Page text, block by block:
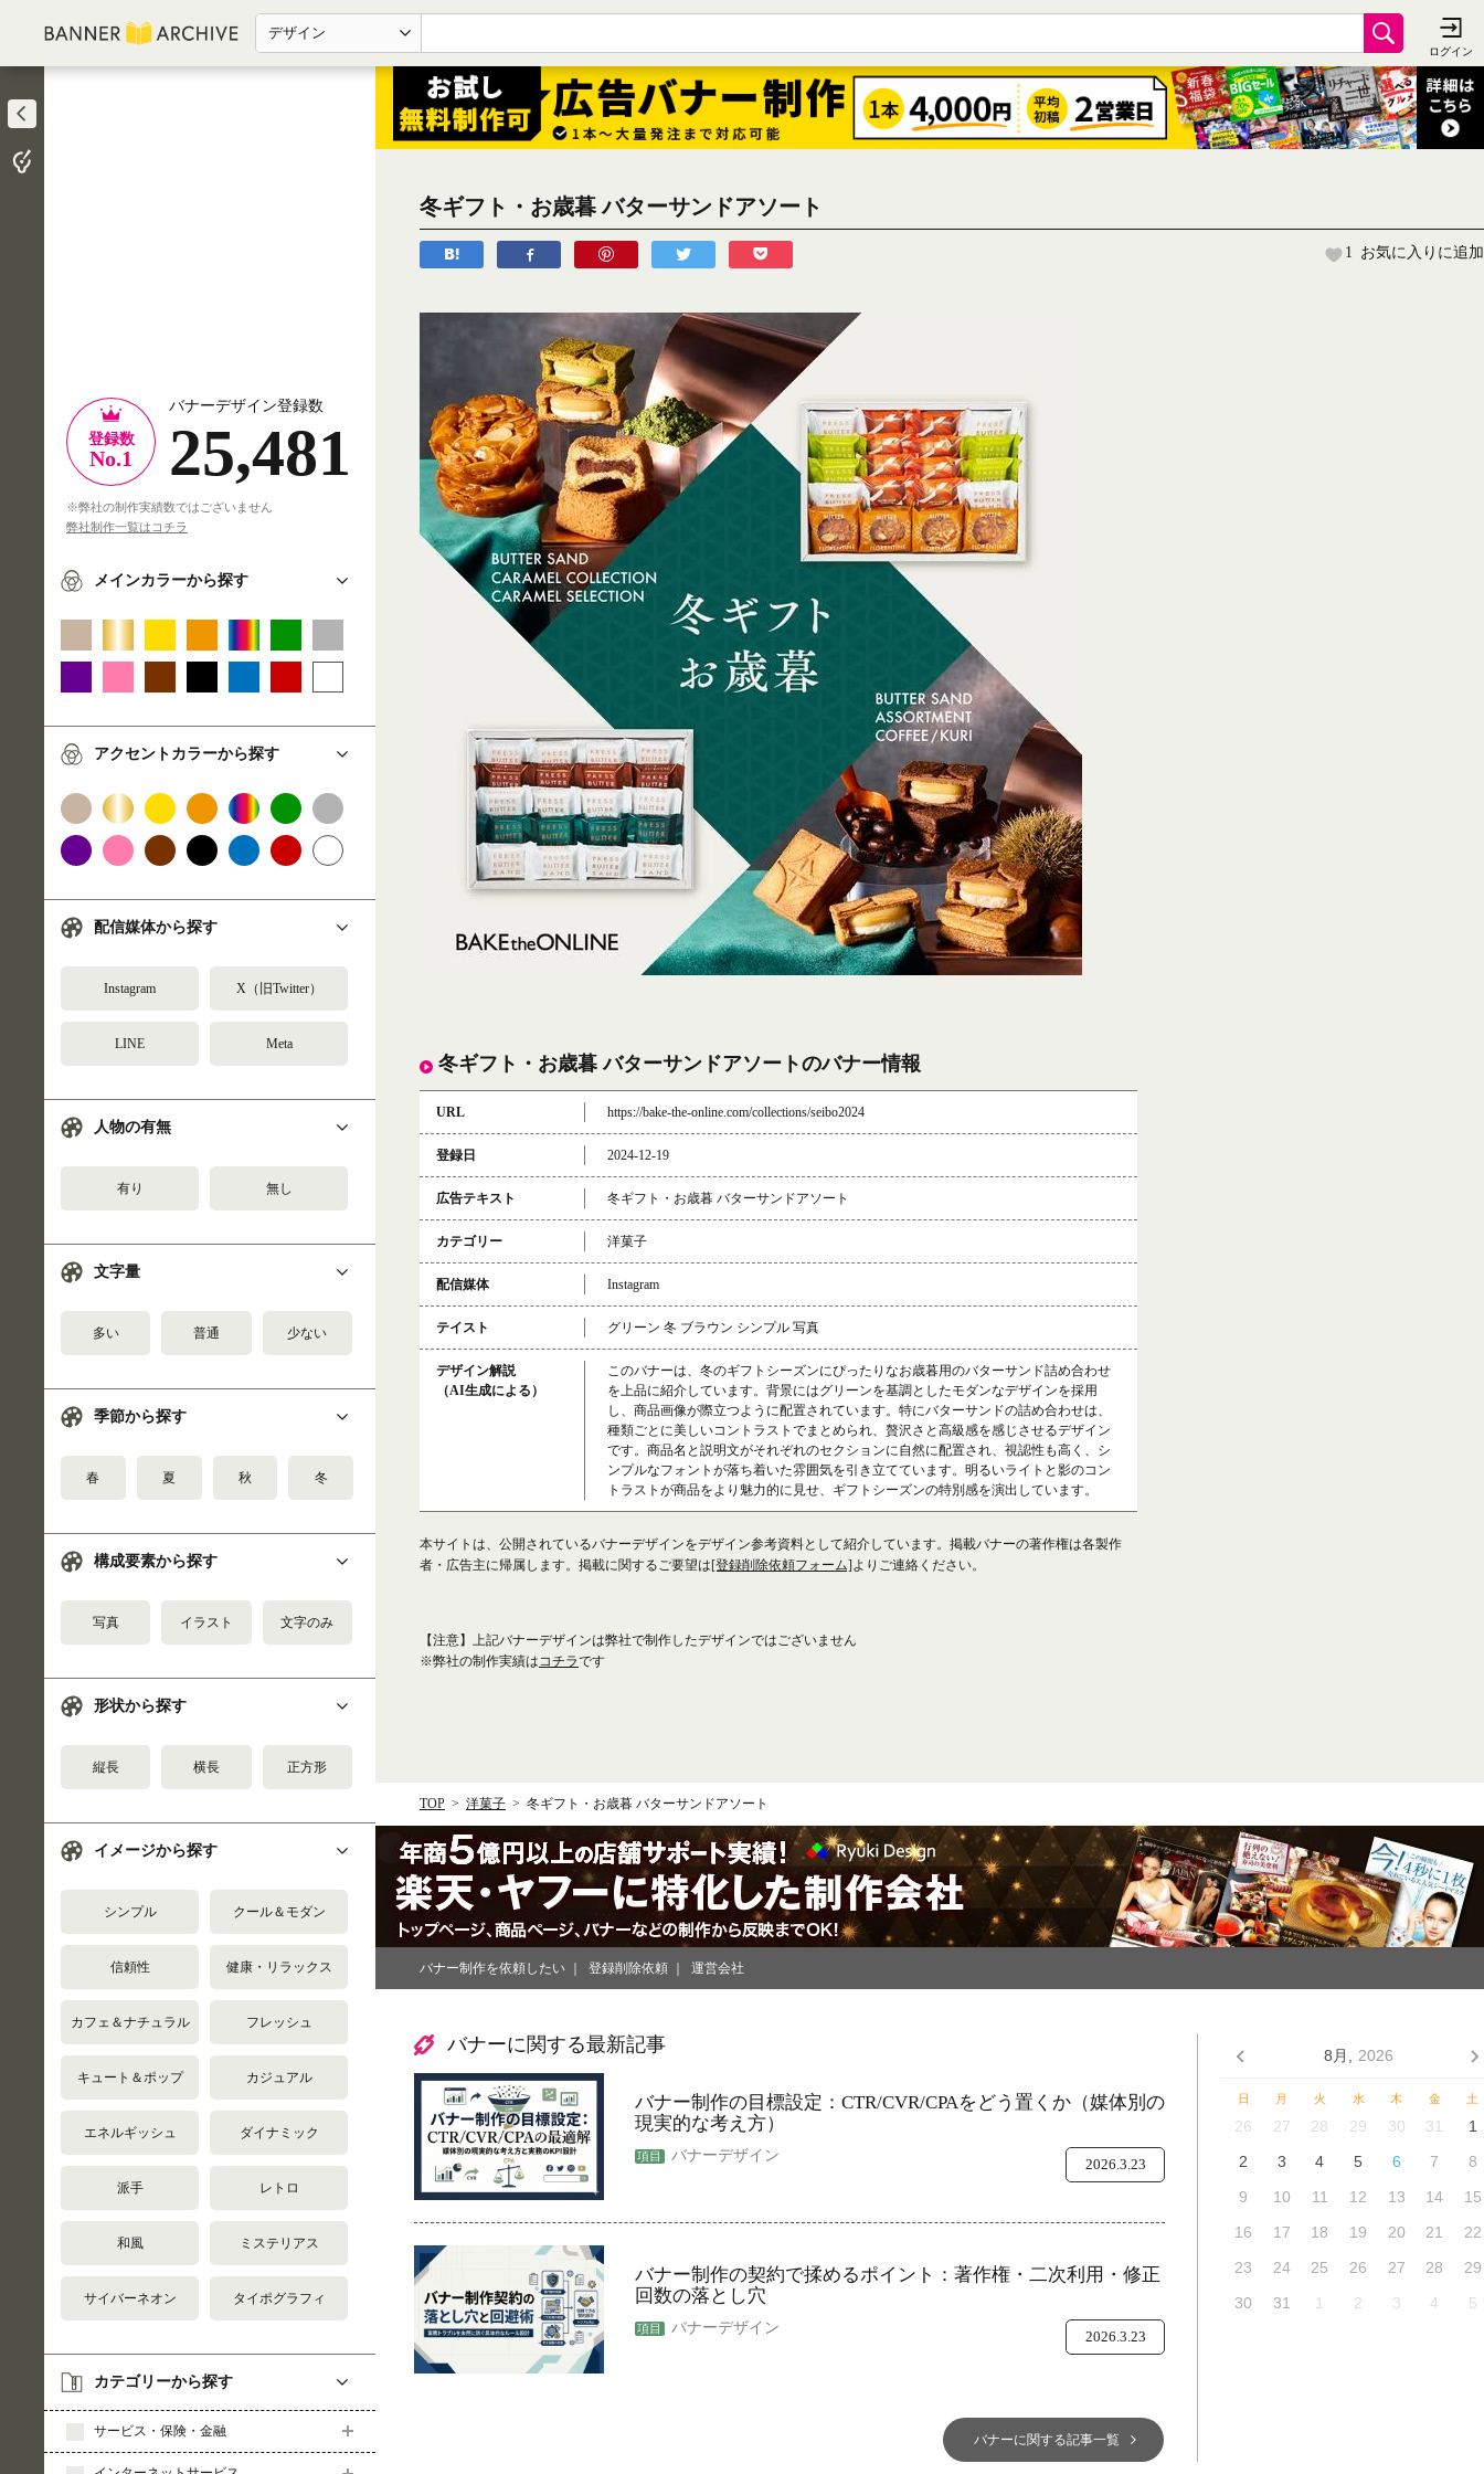
デザイン
登録数
No.1
バナーデザイン登録数
25,481
※弊社の制作実績数ではございません
弊社制作一覧はコチラ
メインカラーから探す
アクセントカラーから探す
配信媒体から探す
Instagram X（旧Twitter）
LINE Meta
人物の有無
有り 無し
文字量
多い 普通 少ない
季節から探す
春 夏 秋 冬
構成要素から探す
写真 イラスト 文字のみ
形状から探す
縦長 横長 正方形
イメージから探す
シンプル クール＆モダン
信頼性 健康・リラックス
カフェ＆ナチュラル フレッシュ
キュート＆ポップ カジュアル
エネルギッシュ ダイナミック
派手 レトロ
和風 ミステリアス
サイバーネオン タイポグラフィ
カテゴリーから探す
サービス・保険・金融
冬ギフト・お歳暮 バターサンドアソート
1 お気に入りに追加
冬ギフト・お歳暮 バターサンドアソートのバナー情報
URL https://bake-the-online.com/collections/seibo2024
登録日 2024-12-19
広告テキスト 冬ギフト・お歳暮 バターサンドアソート
カテゴリー 洋菓子
配信媒体 Instagram
テイスト グリーン 冬 ブラウン シンプル 写真
デザイン解説
（AI生成による）
このバナーは、冬のギフトシーズンにぴったりなお歳暮用のバターサンド詰め合わせ
を上品に紹介しています。背景にはグリーンを基調としたモダンなデザインを採用
し、商品画像が際立つように配置されています。特にバターサンドの詰め合わせは、
種類ごとに美しいコントラストでまとめられ、贅沢さと高級感を感じさせるデザイン
です。商品名と説明文がそれぞれのセクションに自然に配置され、視認性も高く、シ
ンプルなフォントが落ち着いた雰囲気を引き立てています。明るいライトと影のコン
トラストが商品をより魅力的に見せ、ギフトシーズンの特別感を演出しています。
本サイトは、公開されているバナーデザインをデザイン参考資料として紹介しています。掲載バナーの著作権は各製作
者・広告主に帰属します。掲載に関するご要望は[登録削除依頼フォーム]よりご連絡ください。
【注意】上記バナーデザインは弊社で制作したデザインではございません
※弊社の制作実績はコチラです
TOP 洋菓子 冬ギフト・お歳暮 バターサンドアソート
バナー制作を依頼したい 登録削除依頼 運営会社
バナーに関する最新記事
バナー制作の目標設定：CTR/CVR/CPAをどう置くか（媒体別の
現実的な考え方）
バナーデザイン
2026.3.23
バナー制作の契約で揉めるポイント：著作権・二次利用・修正
回数の落とし穴
バナーデザイン
2026.3.23
バナーに関する記事一覧
8月, 2026
日 月 火 水 木 金 土
26 27 28 29 30 31
1
2
3 4 5 6 7
8
9
10 11 12 13 14
15
16
17 18 19 20 21
22
23
24 25 26 27 28
29
30
31 1 2 3 4 5